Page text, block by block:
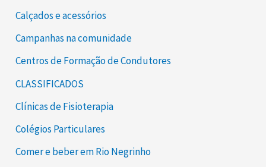
Calçados e acessórios
Campanhas na comunidade
Centros de Formação de Condutores
CLASSIFICADOS
Clínicas de Fisioterapia
Colégios Particulares
Comer e beber em Rio Negrinho